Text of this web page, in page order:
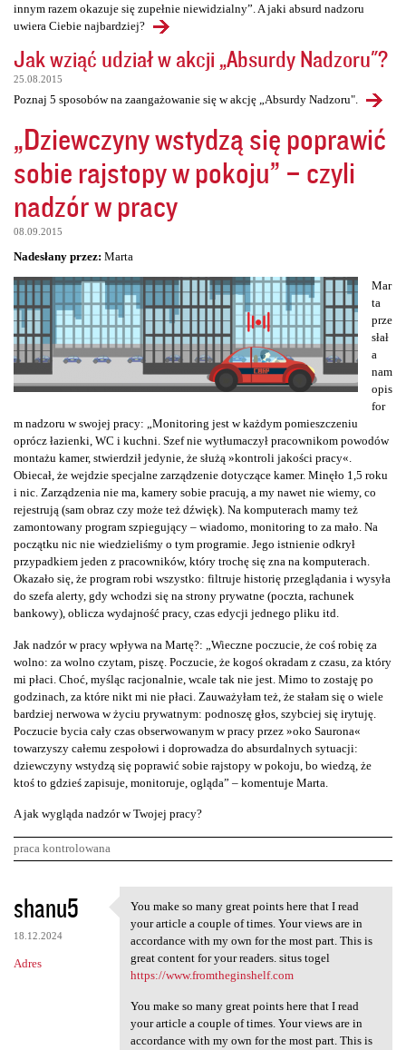
innym razem okazuje się zupełnie niewidzialny”. A jaki absurd nadzoru
uwiera Ciebie najbardziej?
Jak wziąć udział w akcji „Absurdy Nadzoru"?
25.08.2015
Poznaj 5 sposobów na zaangażowanie się w akcję „Absurdy Nadzoru".
„Dziewczyny wstydzą się poprawić
sobie rajstopy w pokoju” – czyli
nadzór w pracy
08.09.2015
Nadesłany przez: Marta
Mar
ta
prze
słał
a
nam
opis
for
m nadzoru w swojej pracy: „Monitoring jest w każdym pomieszczeniu
oprócz łazienki, WC i kuchni. Szef nie wytłumaczył pracownikom powodów
montażu kamer, stwierdził jedynie, że służą »kontroli jakości pracy«.
Obiecał, że wejdzie specjalne zarządzenie dotyczące kamer. Minęło 1,5 roku
i nic. Zarządzenia nie ma, kamery sobie pracują, a my nawet nie wiemy, co
rejestrują (sam obraz czy może też dźwięk). Na komputerach mamy też
zamontowany program szpiegujący – wiadomo, monitoring to za mało. Na
początku nic nie wiedzieliśmy o tym programie. Jego istnienie odkrył
przypadkiem jeden z pracowników, który trochę się zna na komputerach.
Okazało się, że program robi wszystko: filtruje historię przeglądania i wysyła
do szefa alerty, gdy wchodzi się na strony prywatne (poczta, rachunek
bankowy), oblicza wydajność pracy, czas edycji jednego pliku itd.
Jak nadzór w pracy wpływa na Martę?: „Wieczne poczucie, że coś robię za
wolno: za wolno czytam, piszę. Poczucie, że kogoś okradam z czasu, za który
mi płaci. Choć, myśląc racjonalnie, wcale tak nie jest. Mimo to zostaję po
godzinach, za które nikt mi nie płaci. Zauważyłam też, że stałam się o wiele
bardziej nerwowa w życiu prywatnym: podnoszę głos, szybciej się irytuję.
Poczucie bycia cały czas obserwowanym w pracy przez »oko Saurona«
towarzyszy całemu zespołowi i doprowadza do absurdalnych sytuacji:
dziewczyny wstydzą się poprawić sobie rajstopy w pokoju, bo wiedzą, że
ktoś to gdzieś zapisuje, monitoruje, ogląda” – komentuje Marta.
A jak wygląda nadzór w Twojej pracy?
praca kontrolowana
K
o
m
e
shanu5
18.12.2024
Adres
You make so many great points
You make so many great points here that I read
your article a couple of times. Your views are in
accordance with my own for the most part. This is
great content for your readers. situs togel
https://www.fromtheginshelf.com
You make so many great points here that I read
your article a couple of times. Your views are in
accordance with my own for the most part. This is